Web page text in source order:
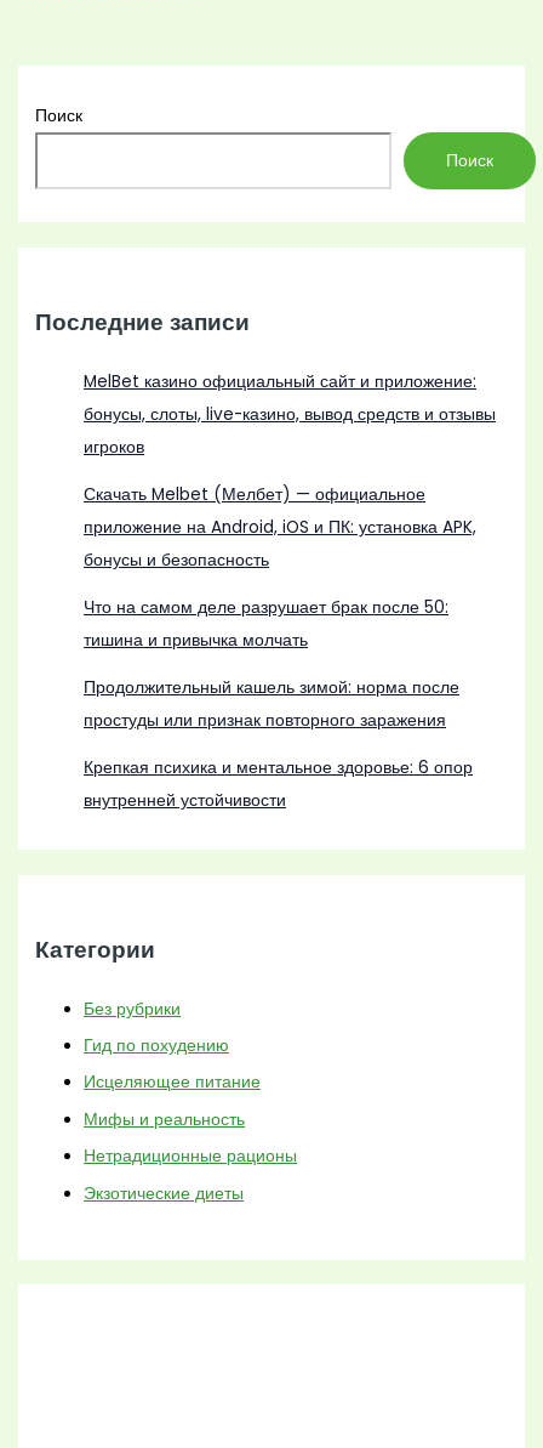
Поиск
Поиск
Последние записи
MelBet казино официальный сайт и приложение:
бонусы, слоты, live-казино, вывод средств и отзывы
игроков
Скачать Melbet (Мелбет) — официальное
приложение на Android, iOS и ПК: установка APK,
бонусы и безопасность
Что на самом деле разрушает брак после 50:
тишина и привычка молчать
Продолжительный кашель зимой: норма после
простуды или признак повторного заражения
Крепкая психика и ментальное здоровье: 6 опор
внутренней устойчивости
Категории
Без рубрики
Гид по похудению
Исцеляющее питание
Мифы и реальность
Нетрадиционные рационы
Экзотические диеты